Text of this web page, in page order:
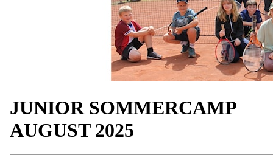
JUNIOR SOMMERCAMP
AUGUST 2025